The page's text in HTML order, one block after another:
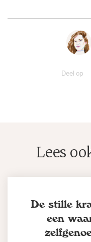
Deel op
Lees
De stille
een